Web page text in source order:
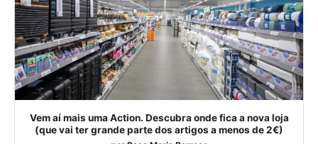
Vem aí mais uma Action. Descubra onde fica a nova loja
(que vai ter grande parte dos artigos a menos de 2€)